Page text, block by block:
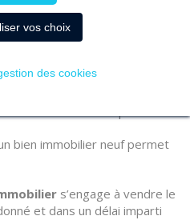
en VEFA consiste à réaliser
neuf non encore construit
bien immobilier neuf permet
s’engage à vendre le
et dans un délai imparti
vos choix
des cookies